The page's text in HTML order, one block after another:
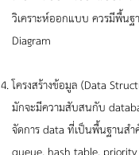
วิเคราะห์ออกแบบ ควรมีพื้นฐ
Diagram
โครงสร้างข้อมูล (Data
มักจะมีความสับสนกับ
จัดการ data ที่เป็นพื้นฐานส